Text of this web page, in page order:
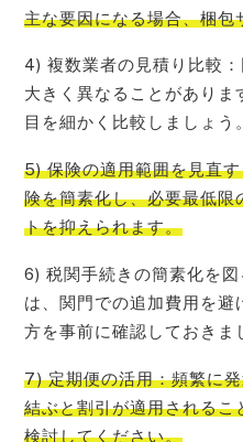
主な要因になる場合、梱包
4) 複数業者の見積り比較
大きく異なることがあり
目を細かく比較しましょう。
5) 保険の適用範囲を見直
険を簡素化し、必要最低
トを抑えられます。
6) 税関手続きの簡素化を
は、関門での追加費用を避
方を事前に確認しておきま
7) 定期便の活用：頻繁に
結ぶと割引が適用される
検討してください。